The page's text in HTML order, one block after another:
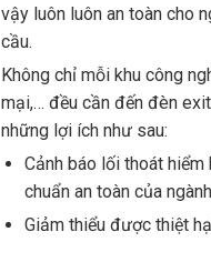
vậy luôn luôn an toàn cho
cầu.
Không chỉ mỗi khu công
mại,… đều cần đến đèn
những lợi ích như sau:
Cảnh báo lối thoát
chuẩn an toàn của
Giảm thiểu được thiệt